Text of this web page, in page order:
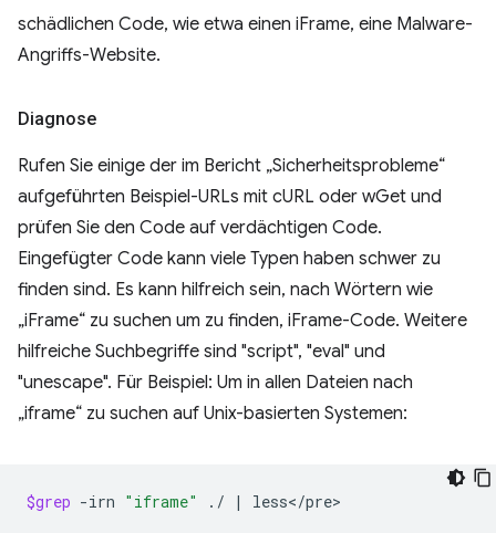
schädlichen Code, wie etwa einen iFrame, eine Malware-
Angriffs-Website.
Diagnose
Rufen Sie einige der im Bericht „Sicherheitsprobleme“
aufgeführten Beispiel-URLs mit cURL oder wGet und
prüfen Sie den Code auf verdächtigen Code.
Eingefügter Code kann viele Typen haben schwer zu
finden sind. Es kann hilfreich sein, nach Wörtern wie
„iFrame“ zu suchen um zu finden, iFrame-Code. Weitere
hilfreiche Suchbegriffe sind "script", "eval" und
"unescape". Für Beispiel: Um in allen Dateien nach
„iframe“ zu suchen auf Unix-basierten Systemen:
$grep -irn "iframe" ./ |